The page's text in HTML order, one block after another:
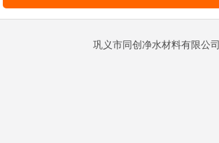
巩义市同创净水材料有限公司